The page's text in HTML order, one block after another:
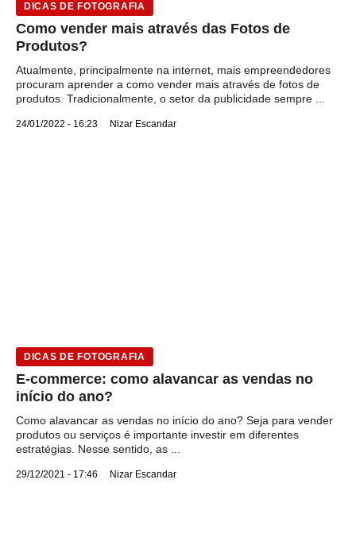
DICAS DE FOTOGRAFIA
Como vender mais através das Fotos de
Produtos?
Atualmente, principalmente na internet, mais empreendedores
procuram aprender a como vender mais através de fotos de
produtos. Tradicionalmente, o setor da publicidade sempre ...
24/01/2022 - 16:23 Nizar Escandar
DICAS DE FOTOGRAFIA
E-commerce: como alavancar as vendas no
início do ano?
Como alavancar as vendas no início do ano? Seja para vender
produtos ou serviços é importante investir em diferentes
estratégias. Nesse sentido, as ...
29/12/2021 - 17:46 Nizar Escandar